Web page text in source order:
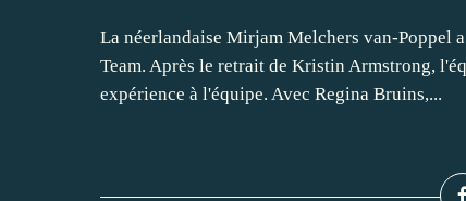
La néerlandaise Mirjam Melchers van-Poppel
Team. Après le retrait de Kristin Armstrong,
expérience à l'équipe. Avec Regina Bruins,...